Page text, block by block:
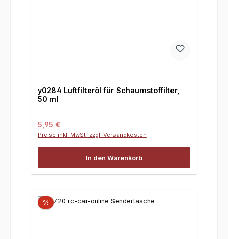
y0284 Luftfilteröl für Schaumstoffilter,
50 ml
Regulärer Preis:
5,95 €
Preise inkl. MwSt. zzgl. Versandkosten
In den Warenkorb
%